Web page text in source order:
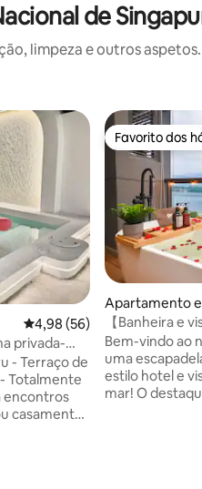
de
limpeza e outros aspetos.
45avaliações
apreciados
Classificação média de 4,98
4,98 (56)
privada-
Sentosa
- Terraço de
Totalmente
encontros
casamentos
Favorito dos
Favorito dos
Apartamento
ru【Banheira e
de luxo R&F【
Bem-vindo ao
uma
estilo hotel e
mar! O destaque está na varanda, onde